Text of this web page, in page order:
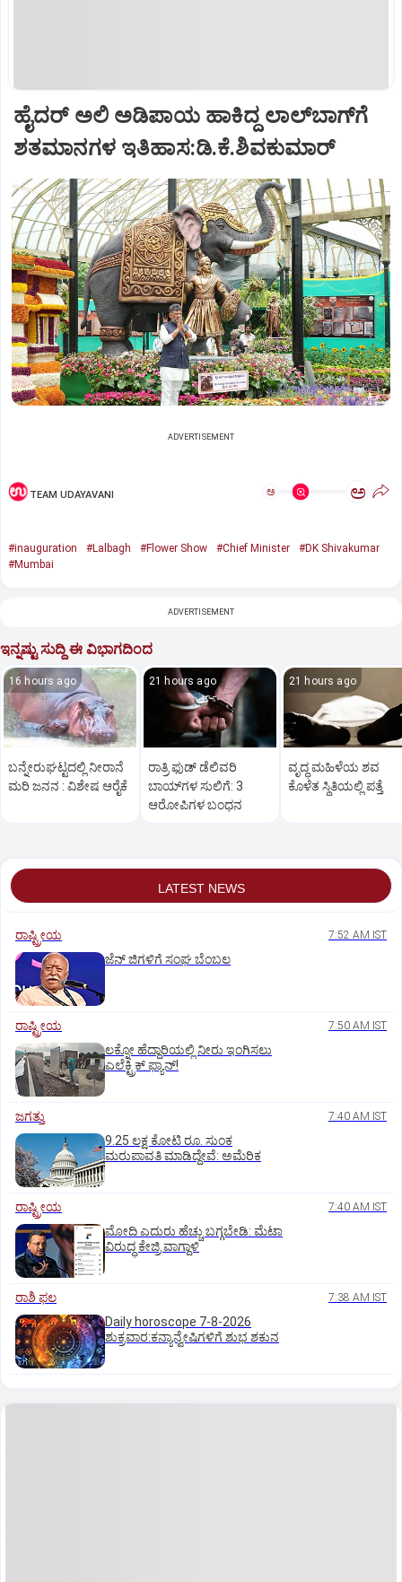
ಹೈದರ್ ಅಲಿ ಅಡಿಪಾಯ ಹಾಕಿದ್ದ ಲಾಲ್‌ಬಾಗ್‌ಗೆ
ಶತಮಾನಗಳ ಇತಿಹಾಸ:ಡಿ.ಕೆ.ಶಿವಕುಮಾರ್
ADVERTISEMENT
TEAM UDAYAVANI ಅ ಅ
#inauguration #Lalbagh #Flower Show #Chief Minister
#DK Shivakumar
#Mumbai
ADVERTISEMENT
ಇನ್ನಷ್ಟು ಸುದ್ದಿ ಈ ವಿಭಾಗದಿಂದ
16 hours ago
ಬನ್ನೇರುಘಟ್ಟದಲ್ಲಿ ನೀರಾನೆ
ಮರಿ ಜನನ : ವಿಶೇಷ ಆರೈಕೆ
21 hours ago
ರಾತ್ರಿ ಫುಡ್‌ ಡೆಲಿವರಿ
ಬಾಯ್‌ಗಳ ಸುಲಿಗೆ: 3
ಆರೋಪಿಗಳ ಬಂಧನ
21 hours ago
ವೃದ್ಧ ಮಹಿಳೆಯ ಶವ
ಕೊಳೆತ ಸ್ಥಿತಿಯಲ್ಲಿ ಪತ್ತೆ
LATEST NEWS
ರಾಷ್ಟ್ರೀಯ 7:52 AM IST
ಜೆನ್‌ ಜಿಗಳಿಗೆ ಸಂಘ ಬೆಂಬಲ
ರಾಷ್ಟ್ರೀಯ 7:50 AM IST
ಲಕ್ನೋ ಹೆದ್ದಾರಿಯಲ್ಲಿ ನೀರು ಇಂಗಿಸಲು
ಎಲೆಕ್ಟ್ರಿಕ್‌ ಫ್ಯಾನ್‌!
ಜಗತ್ತು 7:40 AM IST
9.25 ಲಕ್ಷ ಕೋಟಿ ರೂ. ಸುಂಕ
ಮರುಪಾವತಿ ಮಾಡಿದ್ದೇವೆ: ಅಮೆರಿಕ
ರಾಷ್ಟ್ರೀಯ 7:40 AM IST
ಮೋದಿ ಎದುರು ಹೆಚ್ಚು ಬಗ್ಗಬೇಡಿ: ಮೆಟಾ
ವಿರುದ್ಧ ಕೇಜ್ರಿ ವಾಗ್ದಾಳಿ
ರಾಶಿ ಫಲ 7:38 AM IST
Daily horoscope 7-8-2026
ಶುಕ್ರವಾರ:ಕನ್ಯಾನ್ವೇಷಿಗಳಿಗೆ ಶುಭ ಶಕುನ